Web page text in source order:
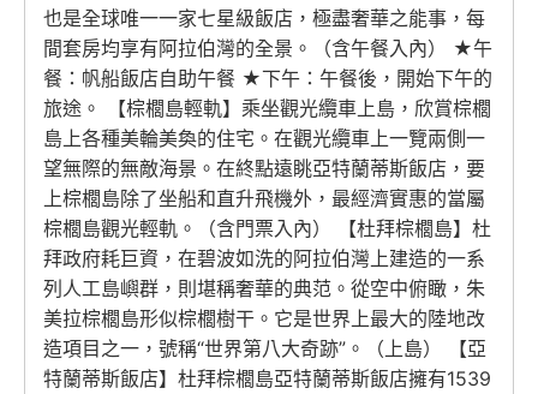
也是全球唯一一家七星級飯店，極盡奢華之能事，每
間套房均享有阿拉伯灣的全景。（含午餐入內） ★午
餐：帆船飯店自助午餐 ★下午：午餐後，開始下午的
旅途。 【棕櫚島輕軌】乘坐觀光纜車上島，欣賞棕櫚
島上各種美輪美奐的住宅。在觀光纜車上一覽兩側一
望無際的無敵海景。在終點遠眺亞特蘭蒂斯飯店，要
上棕櫚島除了坐船和直升飛機外，最經濟實惠的當屬
棕櫚島觀光輕軌。（含門票入內） 【杜拜棕櫚島】杜
拜政府耗巨資，在碧波如洗的阿拉伯灣上建造的一系
列人工島嶼群，則堪稱奢華的典范。從空中俯瞰，朱
美拉棕櫚島形似棕櫚樹干。它是世界上最大的陸地改
造項目之一，號稱“世界第八大奇跡”。（上島） 【亞
特蘭蒂斯飯店】杜拜棕櫚島亞特蘭蒂斯飯店擁有1539